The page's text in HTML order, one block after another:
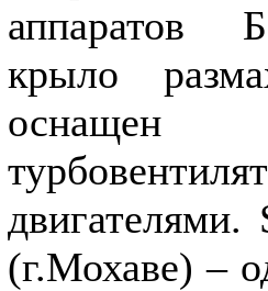
аппаратов
крыло
двигателями.
(г.Мохаве) –